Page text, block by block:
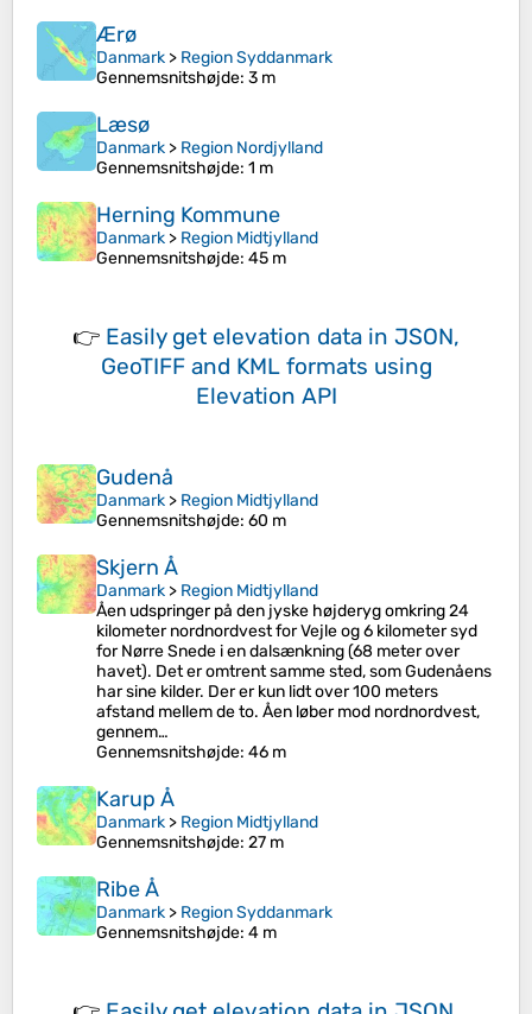
Ærø
Danmark > Region Syddanmark
Gennemsnitshøjde: 3 m
Læsø
Danmark > Region Nordjylland
Gennemsnitshøjde: 1 m
Herning Kommune
Danmark > Region Midtjylland
Gennemsnitshøjde: 45 m
👉 Easily get elevation data in JSON,
GeoTIFF and KML formats using
Elevation API
Gudenå
Danmark > Region Midtjylland
Gennemsnitshøjde: 60 m
Skjern Å
Danmark > Region Midtjylland
Åen udspringer på den jyske højderyg omkring 24
kilometer nordnordvest for Vejle og 6 kilometer syd
for Nørre Snede i en dalsænkning (68 meter over
havet). Det er omtrent samme sted, som Gudenåens
har sine kilder. Der er kun lidt over 100 meters
afstand mellem de to. Åen løber mod nordnordvest,
gennem…
Gennemsnitshøjde: 46 m
Karup Å
Danmark > Region Midtjylland
Gennemsnitshøjde: 27 m
Ribe Å
Danmark > Region Syddanmark
Gennemsnitshøjde: 4 m